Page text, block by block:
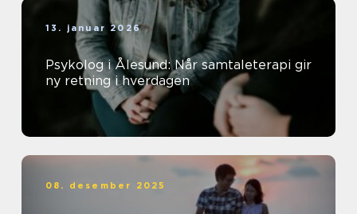
13. januar 2026
Psykolog i Ålesund: Når samtaleterapi gir
ny retning i hverdagen
08. desember 2025